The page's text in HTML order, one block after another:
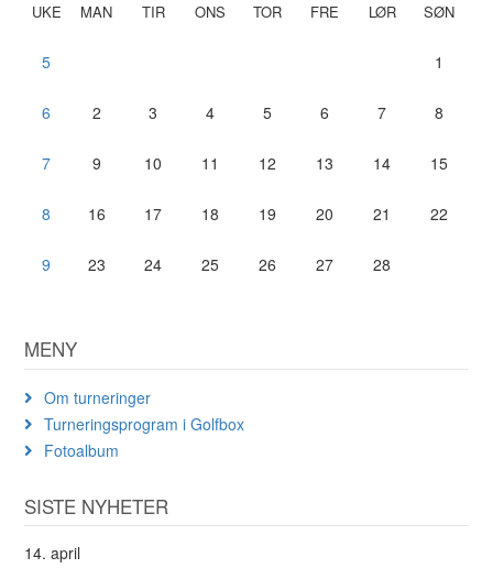
UKE MAN TIR ONS TOR FRE LØR SØN
5 1
6 2 3 4 5 6 7 8
7 9 10 11 12 13 14 15
8 16 17 18 19 20 21 22
9 23 24 25 26 27 28
MENY
Om turneringer
Turneringsprogram i Golfbox
Fotoalbum
SISTE NYHETER
14. april